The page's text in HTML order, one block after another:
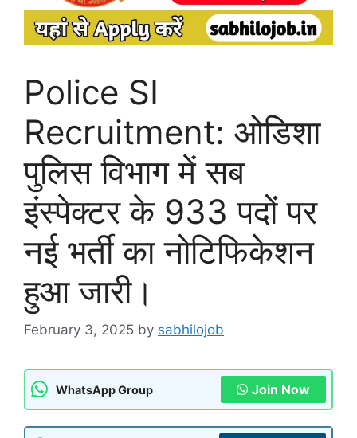
Police SI
Recruitment: ओडिशा
पुलिस विभाग में सब
इंस्पेक्टर के 933 पदों पर
नई भर्ती का नोटिफिकेशन
हुआ जारी।
February 3, 2025 by sabhilojob
WhatsApp Group Join Now